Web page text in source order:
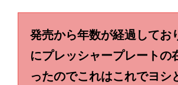
発売から年数が経過してお
にプレッシャープレートの
ったのでこれはこれでヨシ